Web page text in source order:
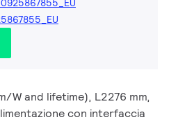
W and lifetime), L2276 mm,
con interfaccia